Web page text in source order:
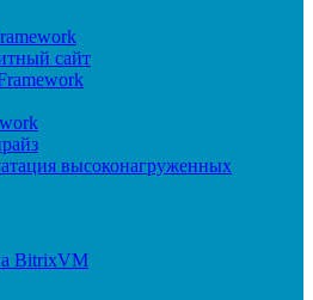
сайт
высоконагруженных
BitrixVM